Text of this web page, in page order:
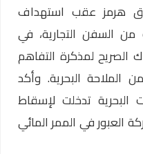
هرمز عقب استهداف
من السفن التجارية، في
الصريح لمذكرة التفاهم
الملاحة البحرية. وأكد
البحرية تدخلت لإسقاط
العبور في الممر المائي